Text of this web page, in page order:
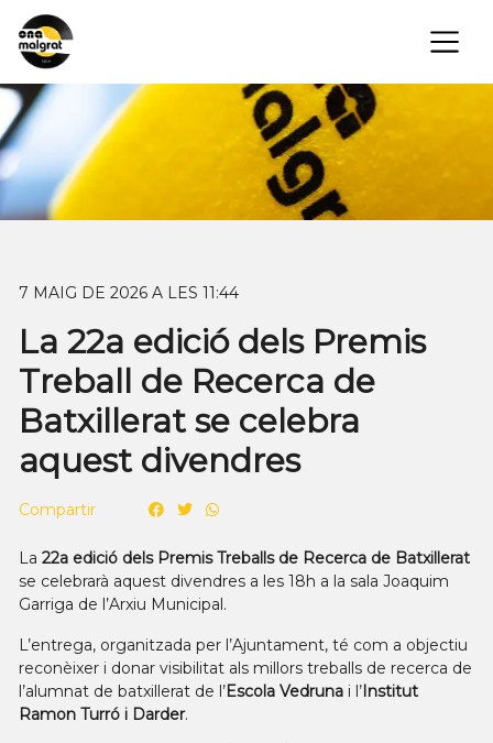
×
7 MAIG DE 2026 A LES 11:44
La 22a edició dels Premis
Treball de Recerca de
Batxillerat se celebra
aquest divendres
Compartir
La 22a edició dels Premis Treballs de Recerca de Batxillerat
se celebrarà aquest divendres a les 18h a la sala Joaquim
Garriga de l’Arxiu Municipal.
L’entrega, organitzada per l’Ajuntament, té com a objectiu
reconèixer i donar visibilitat als millors treballs de recerca de
l’alumnat de batxillerat de l’Escola Vedruna i l’Institut
Ramon Turró i Darder.